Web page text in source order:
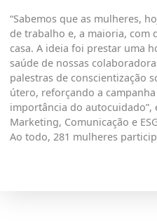
“Sabemos que as mulheres,
de trabalho e, a maioria,
casa. A ideia foi prestar uma
saúde de nossas
palestras de conscientização
útero, reforçando a
importância do
Marketing, Comunicação e
Ao todo, 281 mulheres